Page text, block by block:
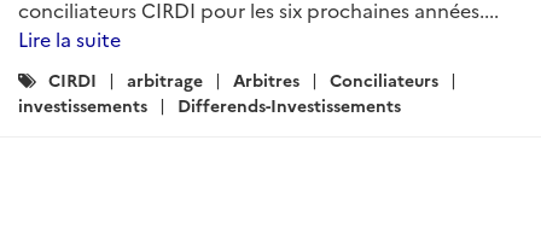
conciliateurs CIRDI pour les six prochaines années....
Lire la suite
Catégories
:
CIRDI arbitrage Arbitres
Conciliateurs
investissements
Differends-Investissements